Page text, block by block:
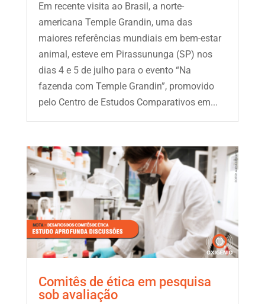
Em recente visita ao Brasil, a norte-
americana Temple Grandin, uma das
maiores referências mundiais em bem-estar
animal, esteve em Pirassununga (SP) nos
dias 4 e 5 de julho para o evento “Na
fazenda com Temple Grandin”, promovido
pelo Centro de Estudos Comparativos em...
Comitês de ética em pesquisa
sob avaliação